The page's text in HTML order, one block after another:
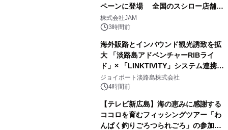
ペーンに登場 全国のスシロー店舗で
GR 4車種の FUNBOO(ミニカー)付き
メニューが展開されます
株式会社JAM
3時間前
海外販路とインバウンド観光誘致を拡
大 「淡路島アドベンチャーRIBライ
ド」× 「LINKTIVITY」システム連携を
開始！
ジョイポート淡路島株式会社
4時間前
【テレビ新広島】海の恵みに感謝する
ココロを育むフィッシングツアー「わ
んぱく釣りごろつられごろ」の参加小